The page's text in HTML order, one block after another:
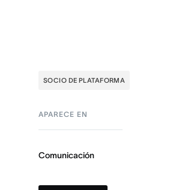
SOCIO DE PLATAFORMA
APARECE EN
Comunicación